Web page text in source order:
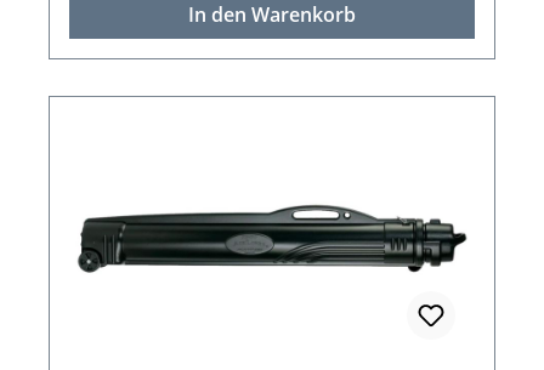
In den Warenkorb